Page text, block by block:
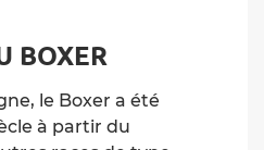
BOXER
le Boxer a été
à partir du